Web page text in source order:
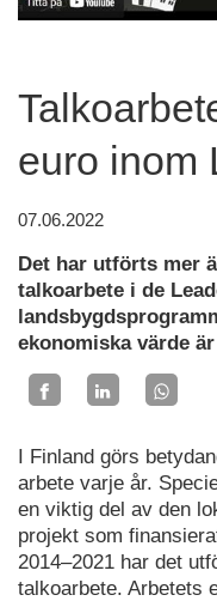
euro inom
07.06.2022
Det har utförts mer
talkoarbete i de
ekonomiska värde
I Finland görs
arbete varje år.
en viktig del av den
projekt som
2014–2021 har det
talkoarbete. Arbetets